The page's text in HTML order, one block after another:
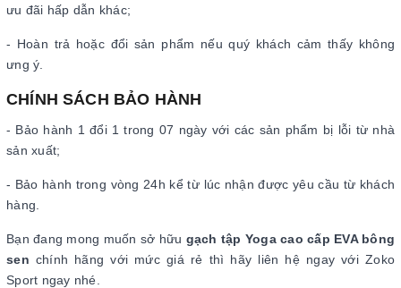
ưu đãi hấp dẫn khác;
- Hoàn trả hoặc đổi sản phẩm nếu quý khách cảm thấy không
ưng ý.
CHÍNH SÁCH BẢO HÀNH
- Bảo hành 1 đổi 1 trong 07 ngày với các sản phẩm bị lỗi từ nhà
sản xuất;
- Bảo hành trong vòng 24h kể từ lúc nhận được yêu cầu từ khách
hàng.
Bạn đang mong muốn sở hữu gạch tập Yoga cao cấp EVA bông
sen chính hãng với mức giá rẻ thì hãy liên hệ ngay với Zoko
Sport ngay nhé.